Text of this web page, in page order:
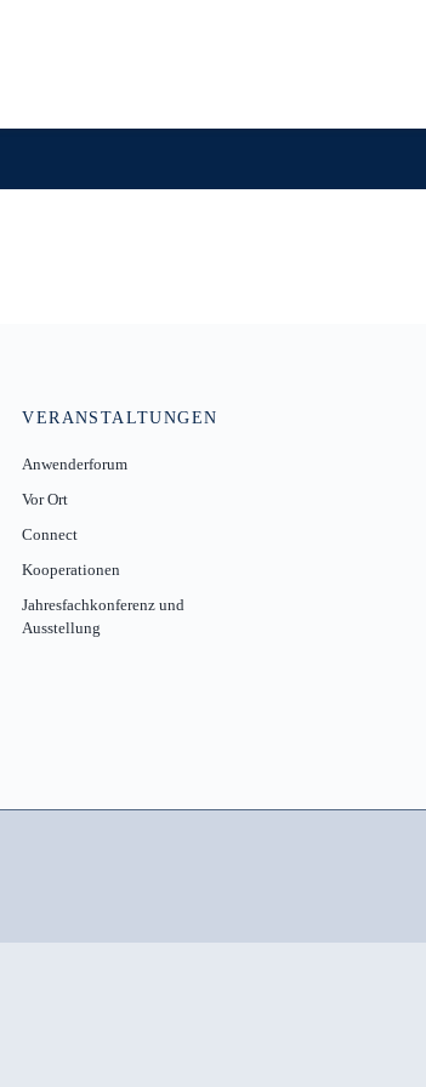
VERANSTALTUNGEN
Anwenderforum
Vor Ort
Connect
Kooperationen
Jahresfachkonferenz und
Ausstellung